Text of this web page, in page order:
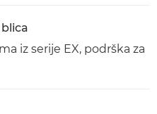
iz serije EX, podrška za